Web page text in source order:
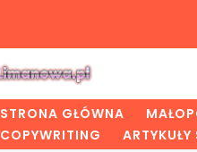
STRONA GŁÓWNA
COPYWRITING